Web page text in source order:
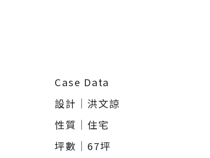
Case Data
設計｜洪文諒
性質｜住宅
坪數｜67坪